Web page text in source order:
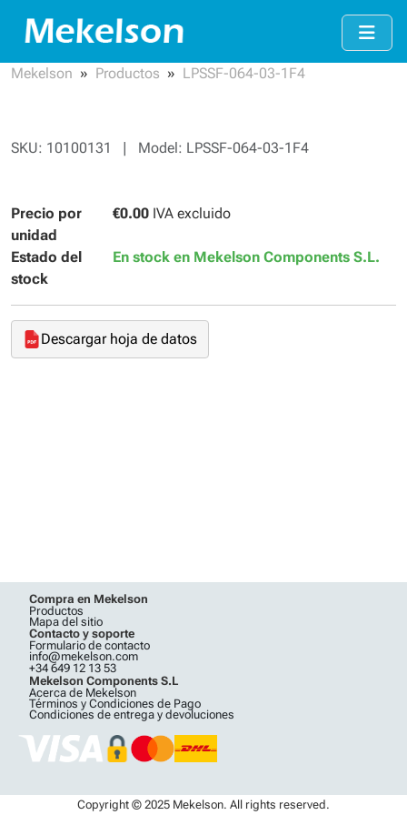
Mekelson Productos LPSSF-064-03-1F4
SKU: 10100131 | Model: LPSSF-064-03-1F4
Precio por
unidad
€0.00 IVA excluido
Estado del
stock
En stock en Mekelson Components S.L.
Descargar hoja de datos
Compra en Mekelson
Productos
Mapa del sitio
Contacto y soporte
Formulario de contacto
info@mekelson.com
+34 649 12 13 53
Mekelson Components S.L
Acerca de Mekelson
Términos y Condiciones de Pago
Condiciones de entrega y devoluciones
Copyright © 2025 Mekelson. All rights reserved.